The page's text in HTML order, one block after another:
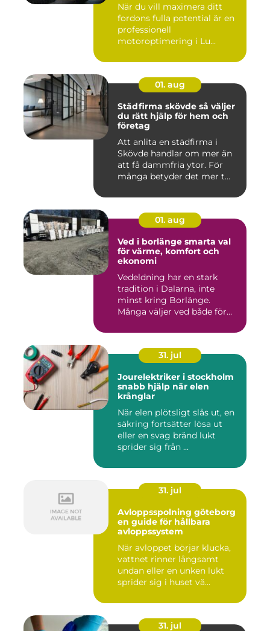
När du vill maximera ditt
fordons fulla potential är en
professionell
motoroptimering i Lu...
01. aug
Städfirma skövde så väljer
du rätt hjälp för hem och
företag
Att anlita en städfirma i
Skövde handlar om mer än
att få dammfria ytor. För
många betyder det mer t...
01. aug
Ved i borlänge smarta val
för värme, komfort och
ekonomi
Vedeldning har en stark
tradition i Dalarna, inte
minst kring Borlänge.
Många väljer ved både för
31. jul
Jourelektriker i stockholm
snabb hjälp när elen
krånglar
När elen plötsligt slås ut, en
säkring fortsätter lösa ut
eller en svag bränd lukt
sprider sig från ...
31. jul
Avloppsspolning göteborg
en guide för hållbara
avloppssystem
När avloppet börjar klucka,
vattnet rinner långsamt
undan eller en unken lukt
sprider sig i huset vä...
31. jul